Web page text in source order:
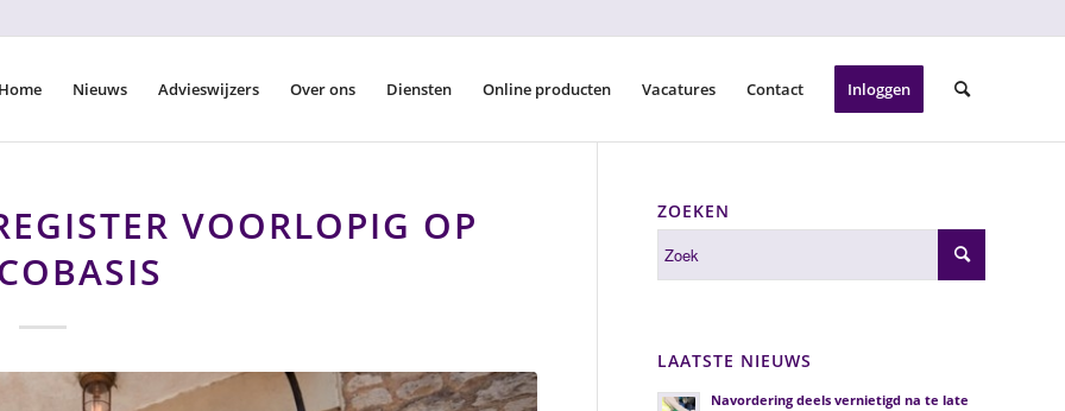
Nieuws Advieswijzers Over ons Diensten Online producten Vacatures Contact Inloggen
VOORLOPIG OP
ZOEKEN
LAATSTE NIEUWS
Navordering deels vernietigd na te late